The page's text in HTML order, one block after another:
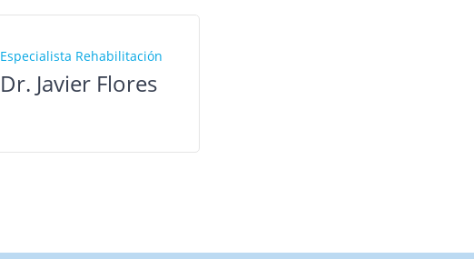
Especialista Rehabilitación
Dr. Javier Flores